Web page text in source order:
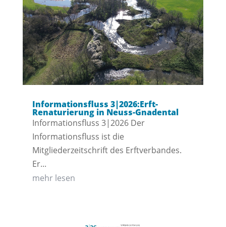
Informationsfluss 3|2026:Erft-
Renaturierung in Neuss-Gnadental
Informationsfluss 3|2026 Der
Informationsfluss ist die
Mitgliederzeitschrift des Erftverbandes.
Er...
mehr lesen